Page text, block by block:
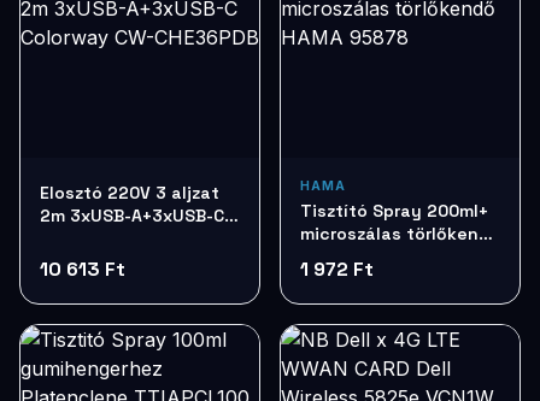
Elosztó 220V 3 aljzat
2m 3xUSB-A+3xUSB-C
CHE36PDB
10 613 Ft
HAMA
Tisztító Spray 200ml+
microszálas törlőkendő
1 972 Ft